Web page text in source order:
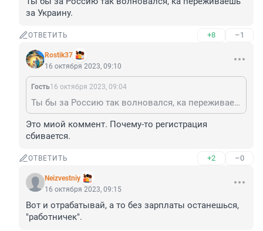
за Украину.
ОТВЕТИТЬ +8 –1
Rostik37
16 октября 2023, 09:10
Гость16 октября 2023, 09:04
Ты бы за Россию так волновался, ка переживаешь за Украину.
Это миой коммент. Почему-то регистрация
сбивается.
ОТВЕТИТЬ +2 –0
Neizvestniy
16 октября 2023, 09:15
Вот и отрабатывай, а то без зарплаты останешься,
"работничек".